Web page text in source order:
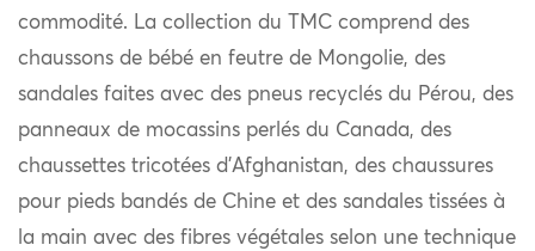
commodité. La collection du TMC comprend des
chaussons de bébé en feutre de Mongolie, des
sandales faites avec des pneus recyclés du Pérou, des
panneaux de mocassins perlés du Canada, des
chaussettes tricotées d’Afghanistan, des chaussures
pour pieds bandés de Chine et des sandales tissées à
la main avec des fibres végétales selon une technique